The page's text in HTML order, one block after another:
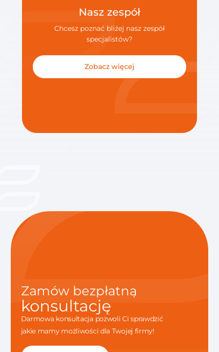
Nasz zespół
Chcesz poznać bliżej nasz zespół
specjalistów?
Zobacz więcej
Nasz zespół
Chcesz poznać bliżej nasz zespół
specjalistów?
Zobacz więcej
Zamów bezpłatną
konsultację
Darmowa konsultacja pozwoli Ci sprawdzić
jakie mamy możliwości dla Twojej firmy!